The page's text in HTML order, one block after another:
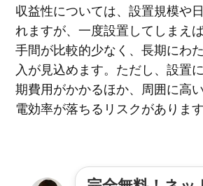
収益性については、設置規模や
れますが、一度設置してしまえ
手間が比較的少なく、長期にわ
入が見込めます。ただし、設置
期費用がかかるほか、周囲に高
電効率が落ちるリスクがあります